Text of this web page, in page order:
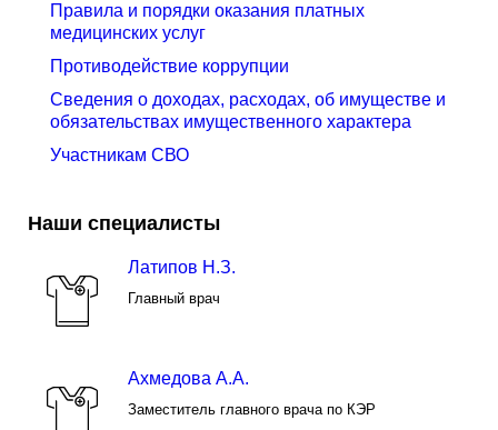
Правила и порядки оказания платных
медицинских услуг
Противодействие коррупции
Сведения о доходах, расходах, об имуществе и
обязательствах имущественного характера
Участникам СВО
Наши специалисты
Латипов Н.З.
Главный врач
Ахмедова А.А.
Заместитель главного врача по КЭР